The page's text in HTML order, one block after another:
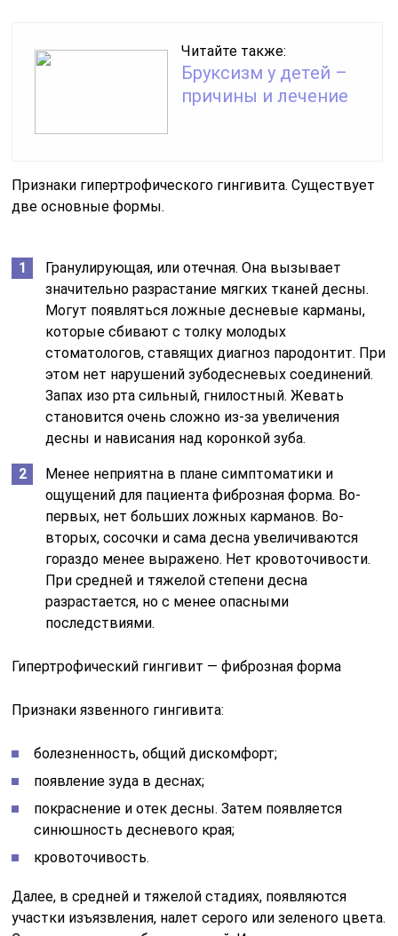
Читайте также:
Бруксизм у детей –
причины и лечение
Признаки гипертрофического гингивита. Существует
две основные формы.
Гранулирующая, или отечная. Она вызывает
значительно разрастание мягких тканей десны.
Могут появляться ложные десневые карманы,
которые сбивают с толку молодых
стоматологов, ставящих диагноз пародонтит. При
этом нет нарушений зубодесневых соединений.
Запах изо рта сильный, гнилостный. Жевать
становится очень сложно из-за увеличения
десны и нависания над коронкой зуба.
Менее неприятна в плане симптоматики и
ощущений для пациента фиброзная форма. Во-
первых, нет больших ложных карманов. Во-
вторых, сосочки и сама десна увеличиваются
гораздо менее выражено. Нет кровоточивости.
При средней и тяжелой степени десна
разрастается, но с менее опасными
последствиями.
Гипертрофический гингивит — фиброзная форма
Признаки язвенного гингивита:
болезненность, общий дискомфорт;
появление зуда в деснах;
покраснение и отек десны. Затем появляется
синюшность десневого края;
кровоточивость.
Далее, в средней и тяжелой стадиях, появляются
участки изъязвления, налет серого или зеленого цвета.